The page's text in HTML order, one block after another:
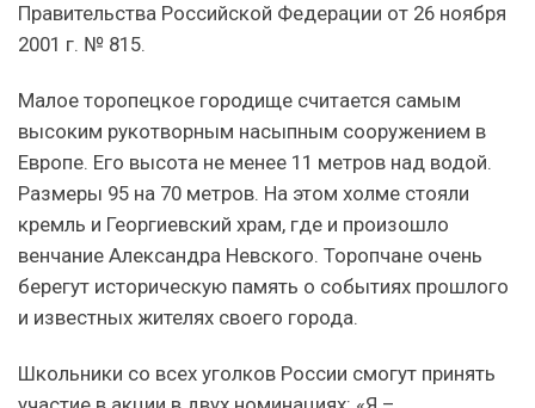
Правительства Российской Федерации от 26 ноября
2001 г. № 815.
Малое торопецкое городище считается самым
высоким рукотворным насыпным сооружением в
Европе. Его высота не менее 11 метров над водой.
Размеры 95 на 70 метров. На этом холме стояли
кремль и Георгиевский храм, где и произошло
венчание Александра Невского. Торопчане очень
берегут историческую память о событиях прошлого
и известных жителях своего города.
Школьники со всех уголков России смогут принять